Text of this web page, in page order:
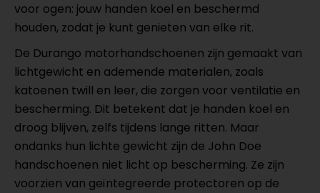
voor ogen: jouw handen koel en beschermd
houden, zodat je kunt genieten van elke rit.
De Durango motorhandschoenen zijn gemaakt van
lichtgewicht en ademende materialen, zoals
katoenen twill en leer, die zorgen voor ventilatie en
bescherming. Dit betekent dat je handen koel en
droog blijven, zelfs tijdens lange ritten. Maar
ondanks hun lichte gewicht zijn de John Doe
handschoenen niet licht op bescherming. Ze zijn
voorzien van geïntegreerde protectoren op de